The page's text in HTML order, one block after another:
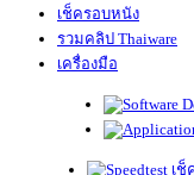
เช็ครอบหนัง
รวมคลิป Thaiware
เครื่องมือ
เช็